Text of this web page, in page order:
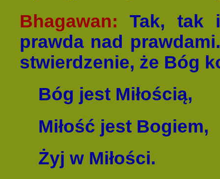
Bhagawan: Tak, tak
prawda nad
stwierdzenie, że Bóg
Bóg jest Miłością,
Miłość jest Bogiem,
Żyj w Miłości.